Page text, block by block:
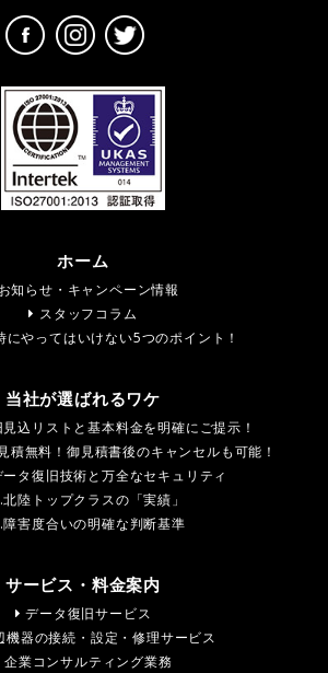
ホーム
お知らせ・キャンペーン情報
スタッフコラム
にやってはいけない5つのポイント！
当社が選ばれるワケ
込リストと基本料金を明確にご提示！
積無料！御見積書後のキャンセルも可能！
タ復旧技術と万全なセキュリティ
北陸トップクラスの「実績」
障害度合いの明確な判断基準
サービス・料金案内
データ復旧サービス
機器の接続・設定・修理サービス
企業コンサルティング業務